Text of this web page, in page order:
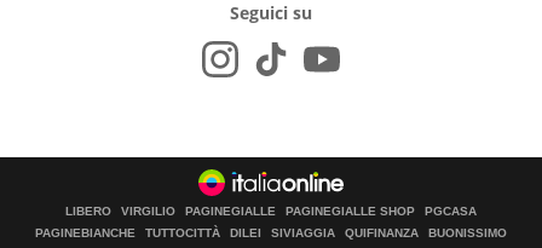
Seguici su
LIBERO VIRGILIO PAGINEGIALLE PAGINEGIALLE SHOP
PGCASA
PAGINEBIANCHE
TUTTOCITTÀ DILEI SIVIAGGIA QUIFINANZA BUONISSIMO